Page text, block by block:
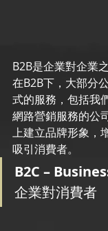
B2B是企業對企業
在B2B下，大部分
式的服務，包括我
網路營銷服務的公
上建立品牌形象，
吸引消費者。
B2C –
企業對消費者